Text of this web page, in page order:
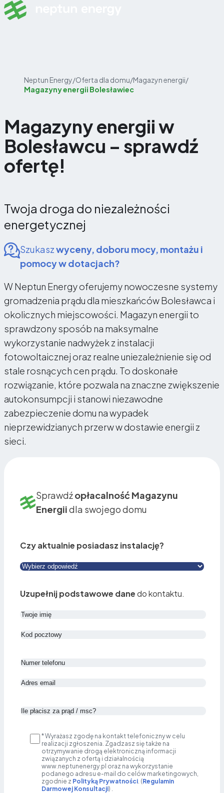
Skip to content
Neptun Energy/Oferta dla domu/Magazyn energii/
Magazyny energii Bolesławiec
Magazyny energii w
Bolesławcu – sprawdź
ofertę!
Twoja droga do niezależności
energetycznej
Szukaszwyceny, doboru mocy, montażu i
pomocy w dotacjach?
W Neptun Energy oferujemy nowoczesne systemy
gromadzenia prądu dla mieszkańców Bolesławca i
okolicznych miejscowości. Magazyn energii to
sprawdzony sposób na maksymalne
wykorzystanie nadwyżek z instalacji
fotowoltaicznej oraz realne uniezależnienie się od
stale rosnących cen prądu. To doskonałe
rozwiązanie, które pozwala na znaczne zwiększenie
autokonsumpcji i stanowi niezawodne
zabezpieczenie domu na wypadek
nieprzewidzianych przerw w dostawie energii z
sieci.
Sprawdźopłacalność Magazynu
Energiidla swojego domu
Czy aktualnie posiadasz instalację?
Uzupełnij podstawowe danedo kontaktu.
* Wyrażasz zgodę na kontakt telefoniczny w celu
realizacji zgłoszenia. Zgadzasz się także na
otrzymywanie drogą elektroniczną informacji
związanych z ofertą i działalnością
www.neptunenergy.pl oraz na wykorzystanie
podanego adresu e-mail do celów marketingowych,
zgodnie z Polityką Prywatności . (Regulamin
Darmowej Konsultacji) .